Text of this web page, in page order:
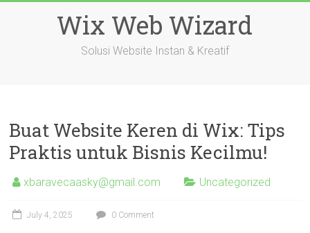
Wix Web Wizard
Solusi Website Instan & Kreatif
Buat Website Keren di Wix: Tips
Praktis untuk Bisnis Kecilmu!
xbaravecaasky@gmail.com Uncategorized
July 4, 2025 0 Comment